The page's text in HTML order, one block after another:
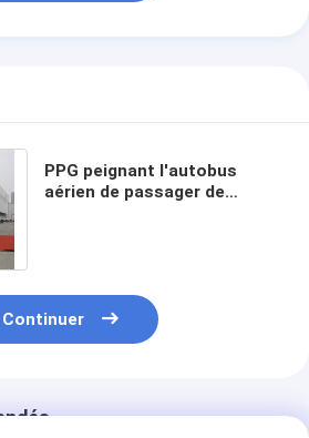
PPG peignant l'autobus
aérien de passager de
Continuer